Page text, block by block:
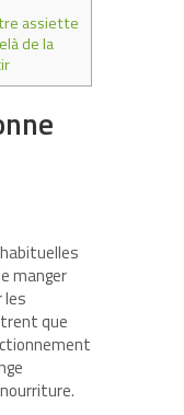
assiette
de la
manger
les
que